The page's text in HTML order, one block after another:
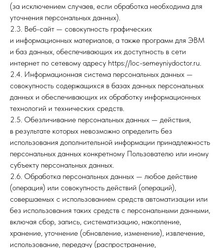
(за исключением случаев, если обработка необходима для
уточнения персональных данных).
2.3. Веб-сайт — совокупность графических
и информационных материалов, а также программ для ЭВМ
и баз данных, обеспечивающих их доступность в сети
интернет по сетевому адресу https://loc-semeyniydoctor.ru.
2.4. Информационная система персональных данных —
совокупность содержащихся в базах данных персональных
данных и обеспечивающих их обработку информационных
технологий и технических средств.
2.5. Обезличивание персональных данных — действия,
в результате которых невозможно определить без
использования дополнительной информации принадлежность
персональных данных конкретному Пользователю или иному
субъекту персональных данных.
2.6. Обработка персональных данных — любое действие
(операция) или совокупность действий (операций),
совершаемых с использованием средств автоматизации или
без использования таких средств с персональными данными,
включая сбор, запись, систематизацию, накопление,
хранение, уточнение (обновление, изменение), извлечение,
использование, передачу (распространение,